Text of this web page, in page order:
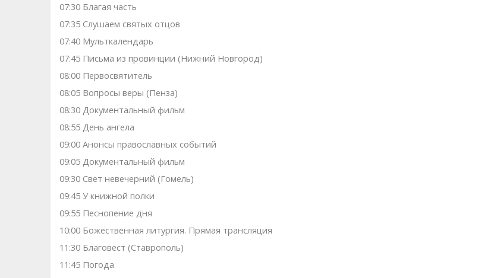
07:30 Благая часть
07:35 Слушаем святых отцов
07:40 Мульткалендарь
07:45 Письма из провинции (Нижний Новгород)
08:00 Первосвятитель
08:05 Вопросы веры (Пенза)
08:30 Документальный фильм
08:55 День ангела
09:00 Анонсы православных событий
09:05 Документальный фильм
09:30 Свет невечерний (Гомель)
09:45 У книжной полки
09:55 Песнопение дня
10:00 Божественная литургия. Прямая трансляция
11:30 Благовест (Ставрополь)
11:45 Погода